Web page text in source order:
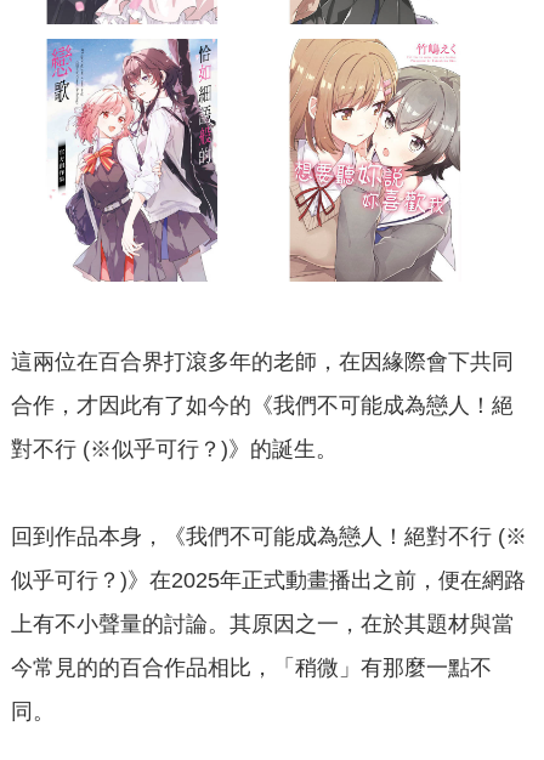
這兩位在百合界打滾多年的老師，在因緣際會下共同
合作，才因此有了如今的《我們不可能成為戀人！絕
對不行 (※似乎可行？)》的誕生。
回到作品本身，《我們不可能成為戀人！絕對不行 (※
似乎可行？)》在2025年正式動畫播出之前，便在網路
上有不小聲量的討論。其原因之一，在於其題材與當
今常見的的百合作品相比，「稍微」有那麼一點不
同。